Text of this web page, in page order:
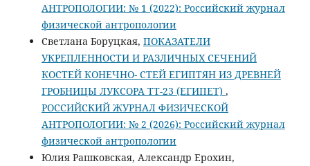
АНТРОПОЛОГИИ: № 1 (2022): Российский журнал
физической антропологии
Светлана Боруцкая, ПОКАЗАТЕЛИ
УКРЕПЛЕННОСТИ И РАЗЛИЧНЫХ СЕЧЕНИЙ
КОСТЕЙ КОНЕЧНО- СТЕЙ ЕГИПТЯН ИЗ ДРЕВНЕЙ
ГРОБНИЦЫ ЛУКСОРА ТТ-23 (ЕГИПЕТ) ,
РОССИЙСКИЙ ЖУРНАЛ ФИЗИЧЕСКОЙ
АНТРОПОЛОГИИ: № 2 (2026): Российский журнал
физической антропологии
Юлия Рашковская, Александр Ерохин,